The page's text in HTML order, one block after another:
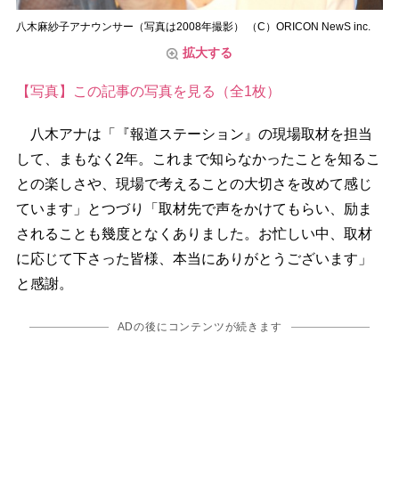
八木麻紗子アナウンサー（写真は2008年撮影） （C）ORICON NewS inc.
拡大する
【写真】この記事の写真を見る（全1枚）
八木アナは「『報道ステーション』の現場取材を担当
して、まもなく2年。これまで知らなかったことを知るこ
との楽しさや、現場で考えることの大切さを改めて感じ
ています」とつづり「取材先で声をかけてもらい、励ま
されることも幾度となくありました。お忙しい中、取材
に応じて下さった皆様、本当にありがとうございます」
と感謝。
ADの後にコンテンツが続きます